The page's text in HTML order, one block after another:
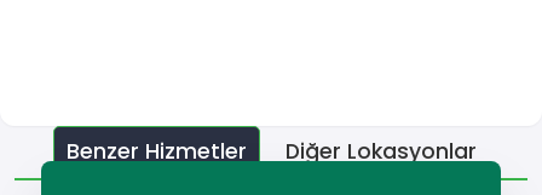
Benzer Hizmetler Diğer Lokasyonlar